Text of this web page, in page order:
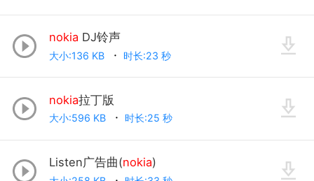
nokia DJ铃声
大小:136 KB 时长:23 秒
nokia拉丁版
大小:596 KB 时长:25 秒
Listen广告曲(nokia)